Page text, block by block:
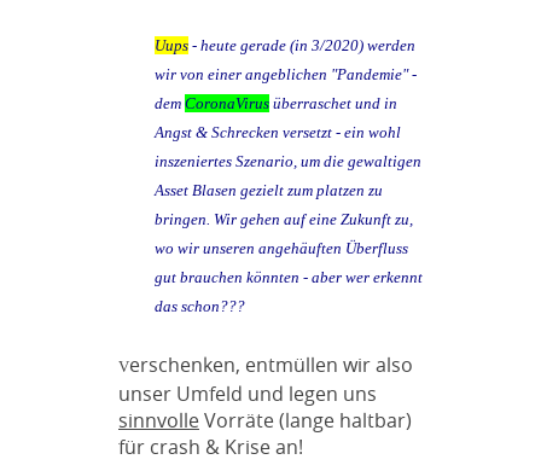
Uups - heute gerade (in 3/2020) werden
wir von einer angeblichen "Pandemie" -
dem CoronaVirus überraschet und in
Angst & Schrecken versetzt - ein wohl
inszeniertes Szenario, um die gewaltigen
Asset Blasen gezielt zum platzen zu
bringen. Wir gehen auf eine Zukunft zu,
wo wir unseren angehäuften Überfluss
gut brauchen könnten - aber wer erkennt
das schon???
Verschenken, entmüllen wir also
unser Umfeld und legen uns
sinnvolleVorräte (lange haltbar)
für crash & Krise an!